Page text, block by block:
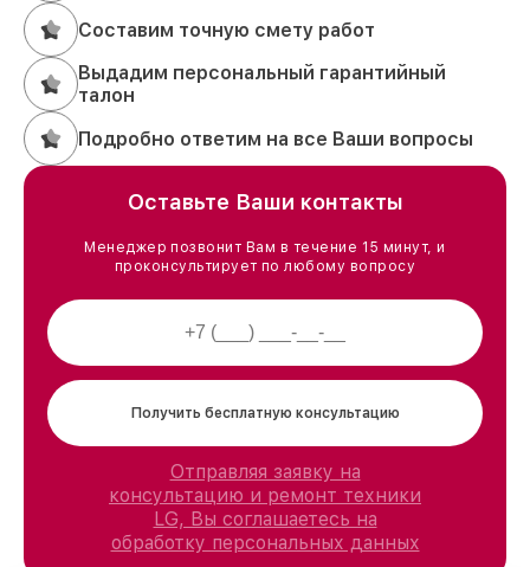
Составим точную смету работ
Выдадим персональный гарантийный
талон
Подробно ответим на все Ваши вопросы
Оставьте Ваши контакты
Менеджер позвонит Вам в течение 15 минут, и
проконсультирует по любому вопросу
Получить бесплатную консультацию
Отправляя заявку на
консультацию и ремонт техники
LG, Вы соглашаетесь на
обработку персональных данных